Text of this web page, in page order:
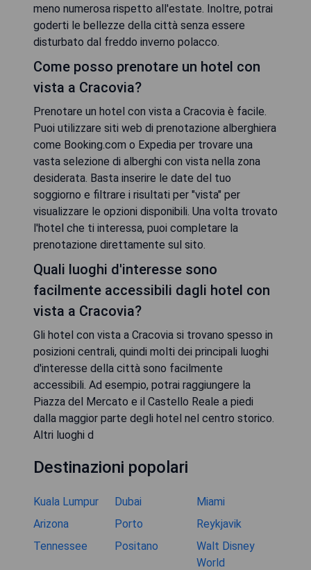
meno numerosa rispetto all'estate. Inoltre, potrai
goderti le bellezze della città senza essere
disturbato dal freddo inverno polacco.
Come posso prenotare un hotel con
vista a Cracovia?
Prenotare un hotel con vista a Cracovia è facile.
Puoi utilizzare siti web di prenotazione alberghiera
come Booking.com o Expedia per trovare una
vasta selezione di alberghi con vista nella zona
desiderata. Basta inserire le date del tuo
soggiorno e filtrare i risultati per "vista" per
visualizzare le opzioni disponibili. Una volta trovato
l'hotel che ti interessa, puoi completare la
prenotazione direttamente sul sito.
Quali luoghi d'interesse sono
facilmente accessibili dagli hotel con
vista a Cracovia?
Gli hotel con vista a Cracovia si trovano spesso in
posizioni centrali, quindi molti dei principali luoghi
d'interesse della città sono facilmente
accessibili. Ad esempio, potrai raggiungere la
Piazza del Mercato e il Castello Reale a piedi
dalla maggior parte degli hotel nel centro storico.
Altri luoghi d
Destinazioni popolari
Kuala Lumpur Dubai
Miami
Arizona
Porto
Reykjavik
Tennessee
Positano
Walt Disney
World